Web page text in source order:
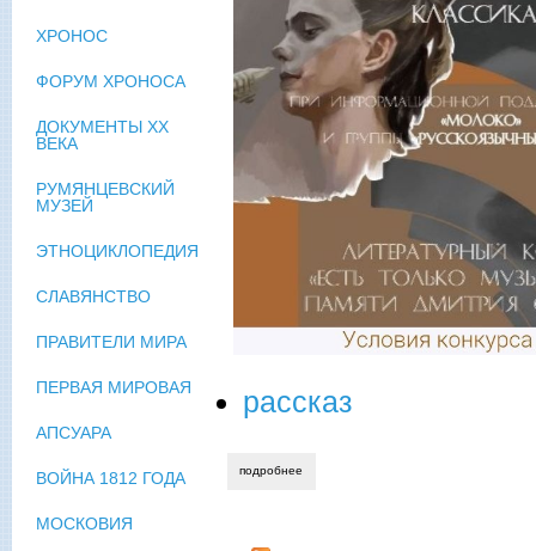
рассказ
подробнее
ХРОНОС
ФОРУМ ХРОНОСА
ДОКУМЕНТЫ XX
ВЕКА
РУМЯНЦЕВСКИЙ
МУЗЕЙ
ЭТНОЦИКЛОПЕДИЯ
СЛАВЯНСТВО
ПРАВИТЕЛИ МИРА
ПЕРВАЯ МИРОВАЯ
АПСУАРА
ВОЙНА 1812 ГОДА
МОСКОВИЯ